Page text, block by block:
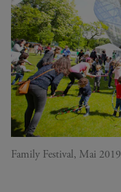
Family Festival, Mai 2019